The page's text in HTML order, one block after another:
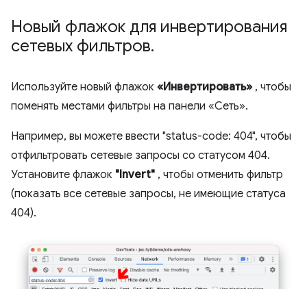
Новый флажок для инвертирования
сетевых фильтров.
Используйте новый флажок «Инвертировать» , чтобы
поменять местами фильтры на панели «Сеть».
Например, вы можете ввести "status-code: 404", чтобы
отфильтровать сетевые запросы со статусом 404.
Установите флажок "Invert" , чтобы отменить фильтр
(показать все сетевые запросы, не имеющие статуса
404).